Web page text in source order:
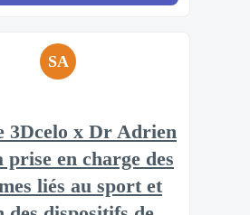
SA
3Dcelo x Dr Adrien
prise en charge des
liés au sport et